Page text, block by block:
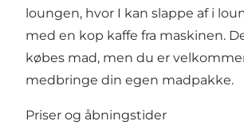
loungen, hvor I kan slappe af i
med en kop kaffe fra maskinen.
købes mad, men du er
medbringe din egen madpakke.
Priser og åbningstider